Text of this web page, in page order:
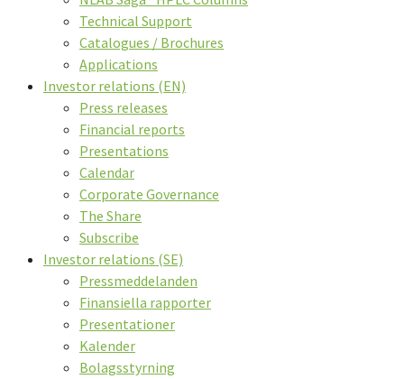
Technical Support
Catalogues / Brochures
Applications
Investor relations (EN)
Press releases
Financial reports
Presentations
Calendar
Corporate Governance
The Share
Subscribe
Investor relations (SE)
Pressmeddelanden
Finansiella rapporter
Presentationer
Kalender
Bolagsstyrning